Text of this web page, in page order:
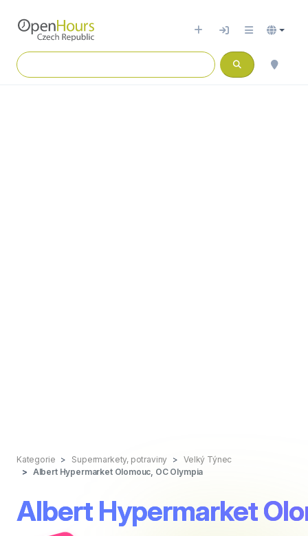
Kategorie Supermarkety, potraviny
Velký Týnec
Albert Hypermarket Olomouc, OC Olympia
Albert Hypermarket